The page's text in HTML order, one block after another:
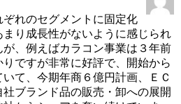
れのセグメントに固定化
まり成長性がないように感じられ
が、例えばカラコン事業は３年前
ですが非常に好評で、開始から
て、今期年商６億円計画、ＥＣ
ブランド品の販売・卸への展開